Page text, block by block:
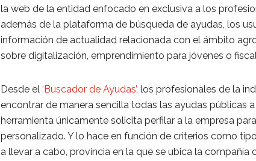
la web de la entidad enfocado en exclusiva a los
además de la plataforma de búsqueda de ayudas, los
información de actualidad relacionada con el ámbito
sobre digitalización, emprendimiento para jóvenes o
Desde el ‘Buscador de Ayudas’, los profesionales de la
encontrar de manera sencilla todas las ayudas públicas
herramienta únicamente solicita perfilar a la empresa
personalizado. Y lo hace en función de criterios como
a llevar a cabo, provincia en la que se ubica la compañía